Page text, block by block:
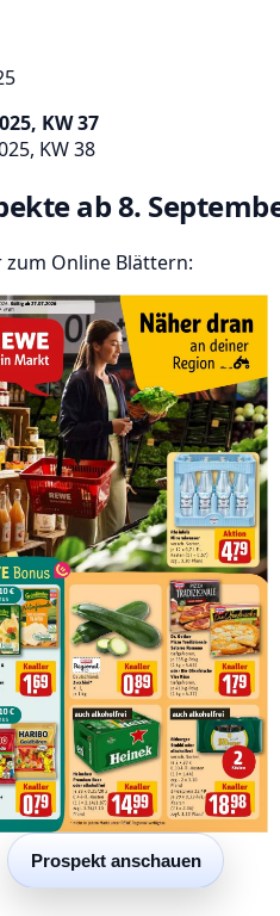
KW 37
KW 38
ab 8.
zum Online Blättern:
Prospekt anschauen